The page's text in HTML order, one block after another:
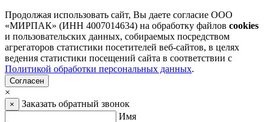
Продолжая использовать сайт, Вы даете согласие ООО
«МИРПАК» (ИНН 4007014634) на обработку файлов cookies
и пользовательских данных, собираемых посредством
агрегаторов статистики посетителей веб-сайтов, в целях
ведения статистики посещений сайта в соответствии с
Политикой обработки персональных данных.
Согласен
×
×
Заказать обратный звонок
Имя